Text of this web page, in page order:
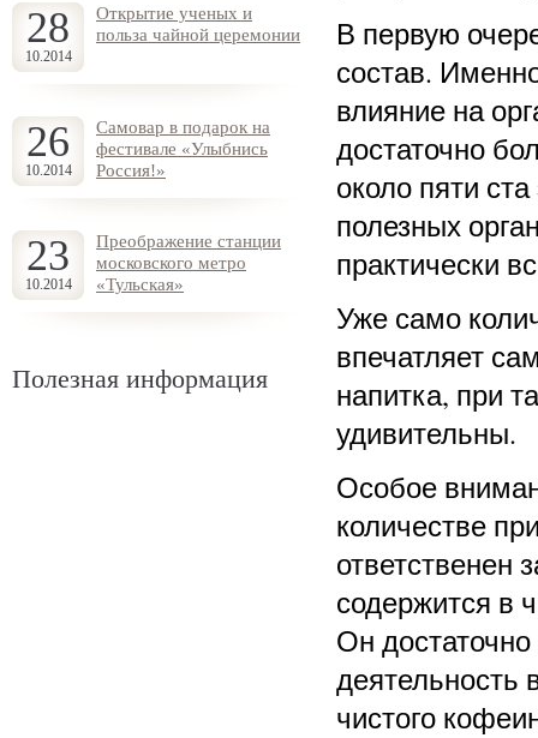
28
10.2014
Открытие ученых и
польза чайной церемонии
26
10.2014
Самовар в подарок на
фестивале «Улыбнись
Россия!»
23
10.2014
Преображение станции
московского метро
«Тульская»
Полезная информация
В первую
состав.
влияние на
достаточно
около пяти
полезных
практически
Уже само
впечатляет
напитка, при
удивительны.
Особое
количестве
ответственен
содержится в
Он
деятельность
чистого